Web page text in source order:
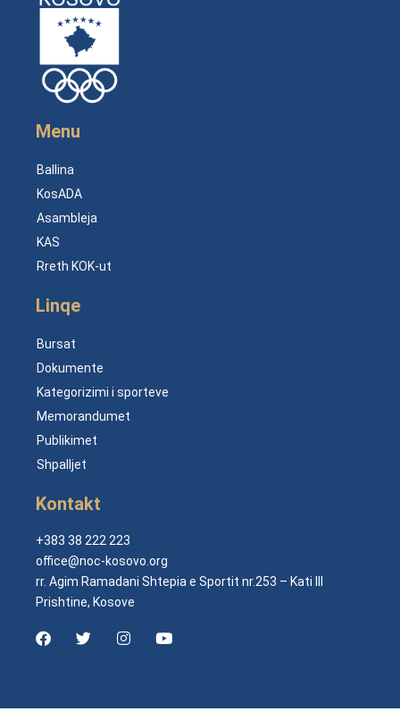
Menu
Ballina
KosADA
Asambleja
KAS
Rreth KOK-ut
Linqe
Bursat
Dokumente
Kategorizimi i sporteve
Memorandumet
Publikimet
Shpalljet
Kontakt
+383 38 222 223
office@noc-kosovo.org
rr. Agim Ramadani Shtepia e Sportit nr.253 – Kati III
Prishtine, Kosove